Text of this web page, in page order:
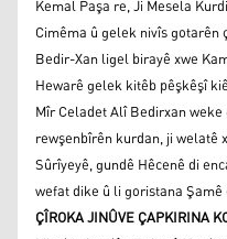
Kemal Paşa re, Ji Mesela
Cimêma û gelek nivîs
Bedir-Xan ligel birayê xwe
Hewarê gelek kitêb pêşkêşî
Mîr Celadet Alî Bedirxan
rewşenbîrên kurdan, ji welatê
Sûrîyeyê, gundê Hêcenê di
wefat dike û li goristana
ÇÎROKA JINÛVE ÇAPKIRINA